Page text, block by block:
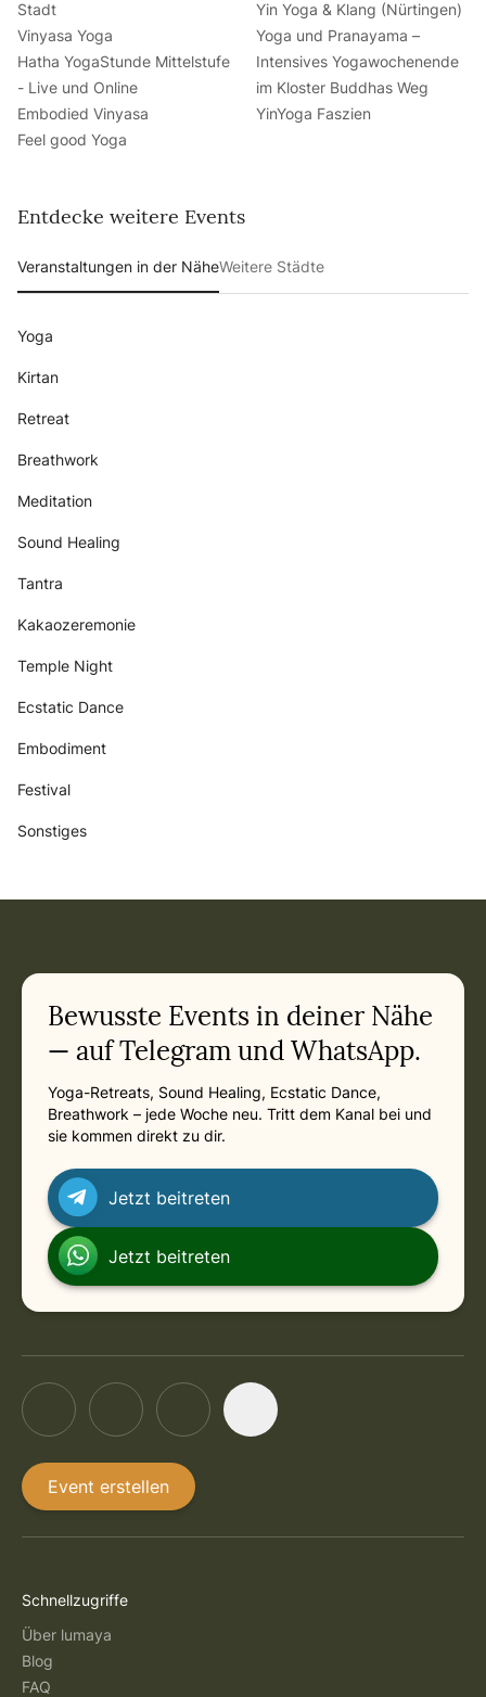
Stadt
Vinyasa Yoga
Hatha YogaStunde Mittelstufe
- Live und Online
Embodied Vinyasa
Feel good Yoga
Yin Yoga & Klang (Nürtingen)
Yoga und Pranayama –
Intensives Yogawochenende
im Kloster Buddhas Weg
YinYoga Faszien
Entdecke weitere Events
Veranstaltungen in der NäheWeitere Städte
Yoga
Kirtan
Retreat
Breathwork
Meditation
Sound Healing
Tantra
Kakaozeremonie
Temple Night
Ecstatic Dance
Embodiment
Festival
Sonstiges
Bewusste Events in deiner Nähe
— auf Telegram und WhatsApp.
Yoga-Retreats, Sound Healing, Ecstatic Dance,
Breathwork – jede Woche neu. Tritt dem Kanal bei und
sie kommen direkt zu dir.
Jetzt beitreten
Jetzt beitreten
Event erstellen
Schnellzugriffe
Über lumaya
Blog
FAQ